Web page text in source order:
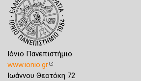
Ιόνιο Πανεπιστήμιο
www.ionio.gr
Ιωάννου Θεοτόκη 72